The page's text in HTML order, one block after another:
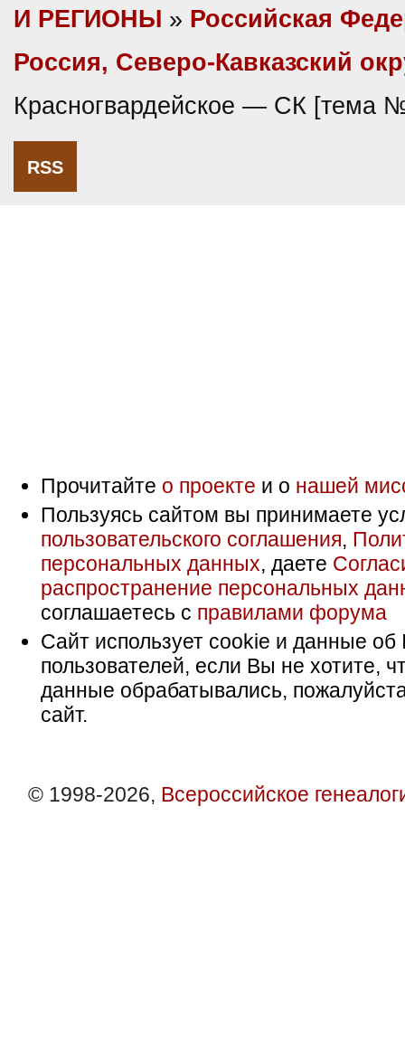
И РЕГИОНЫ » Российская
Россия, Северо-Кавказский
Красногвардейское — СК [тема
RSS
Прочитайте о проекте и о нашей
Пользуясь сайтом вы принимаете
пользовательского соглашения,
персональных данных, даете
распространение персональных
соглашаетесь с правилами форума
Сайт использует cookie и данные об
пользователей, если Вы не хотите,
данные обрабатывались,
сайт.
© 1998-2026, Всероссийское